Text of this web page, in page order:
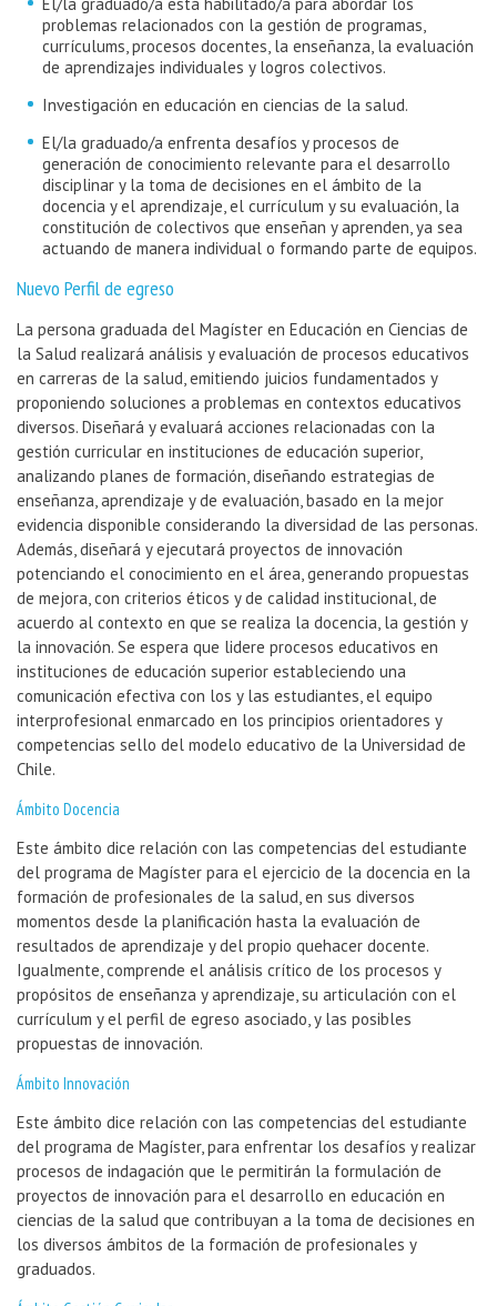
problemas relacionados con la gestión de programas,
currículums, procesos docentes, la enseñanza, la evaluación
de aprendizajes individuales y logros colectivos.
Investigación en educación en ciencias de la salud.
El/la graduado/a enfrenta desafíos y procesos de
generación de conocimiento relevante para el desarrollo
disciplinar y la toma de decisiones en el ámbito de la
docencia y el aprendizaje, el currículum y su evaluación, la
constitución de colectivos que enseñan y aprenden, ya sea
actuando de manera individual o formando parte de equipos.
Nuevo Perfil de egreso
La persona graduada del Magíster en Educación en Ciencias de
la Salud realizará análisis y evaluación de procesos educativos
en carreras de la salud, emitiendo juicios fundamentados y
proponiendo soluciones a problemas en contextos educativos
diversos. Diseñará y evaluará acciones relacionadas con la
gestión curricular en instituciones de educación superior,
analizando planes de formación, diseñando estrategias de
enseñanza, aprendizaje y de evaluación, basado en la mejor
evidencia disponible considerando la diversidad de las personas.
Además, diseñará y ejecutará proyectos de innovación
potenciando el conocimiento en el área, generando propuestas
de mejora, con criterios éticos y de calidad institucional, de
acuerdo al contexto en que se realiza la docencia, la gestión y
la innovación. Se espera que lidere procesos educativos en
instituciones de educación superior estableciendo una
comunicación efectiva con los y las estudiantes, el equipo
interprofesional enmarcado en los principios orientadores y
competencias sello del modelo educativo de la Universidad de
Chile.
Ámbito Docencia
Este ámbito dice relación con las competencias del estudiante
del programa de Magíster para el ejercicio de la docencia en la
formación de profesionales de la salud, en sus diversos
momentos desde la planificación hasta la evaluación de
resultados de aprendizaje y del propio quehacer docente.
Igualmente, comprende el análisis crítico de los procesos y
propósitos de enseñanza y aprendizaje, su articulación con el
currículum y el perfil de egreso asociado, y las posibles
propuestas de innovación.
Ámbito Innovación
Este ámbito dice relación con las competencias del estudiante
del programa de Magíster, para enfrentar los desafíos y realizar
procesos de indagación que le permitirán la formulación de
proyectos de innovación para el desarrollo en educación en
ciencias de la salud que contribuyan a la toma de decisiones en
los diversos ámbitos de la formación de profesionales y
graduados.